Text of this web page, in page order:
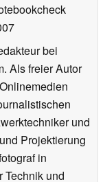
bei
Als freier Autor
und
Projektierung
in
Technik und